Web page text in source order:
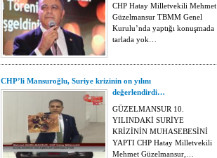
CHP Hatay Milletvekili Mehmet
Güzelmansur TBMM Genel
Kurulu’nda yaptığı konuşmada
tarlada yok…
CHP’li Mansuroğlu, Suriye krizinin on yılını
değerlendirdi…
GÜZELMANSUR 10.
YILINDAKİ SURİYE
KRİZİNİN MUHASEBESİNİ
YAPTI CHP Hatay Milletvekili
Mehmet Güzelmansur,…